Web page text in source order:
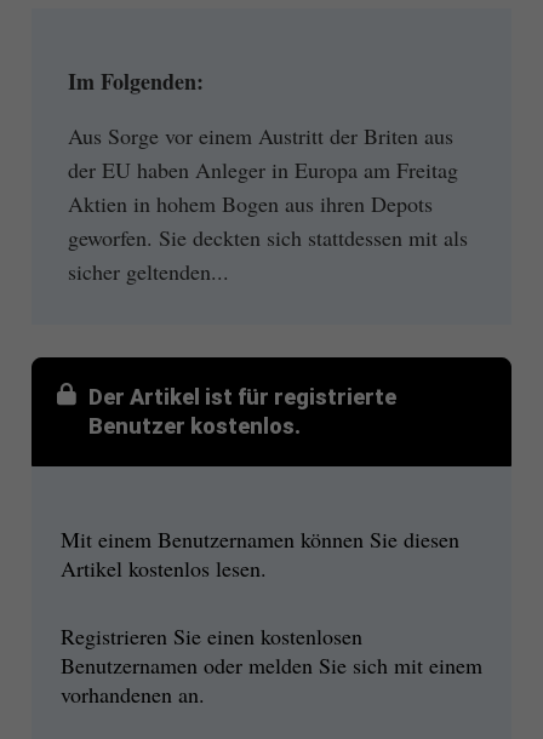
Im Folgenden:
Aus Sorge vor einem Austritt der Briten aus
der EU haben Anleger in Europa am Freitag
Aktien in hohem Bogen aus ihren Depots
geworfen. Sie deckten sich stattdessen mit als
sicher geltenden...
Der Artikel ist für registrierte
Benutzer kostenlos.
Mit einem Benutzernamen können Sie diesen
Artikel kostenlos lesen.
Registrieren Sie einen kostenlosen
Benutzernamen oder melden Sie sich mit einem
vorhandenen an.